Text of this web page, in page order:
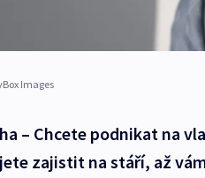
Images
– Chcete podnikat na
zajistit na stáří, až